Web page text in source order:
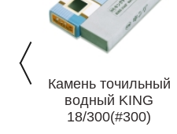
Камень точильный
водный KING
18/300(#300)